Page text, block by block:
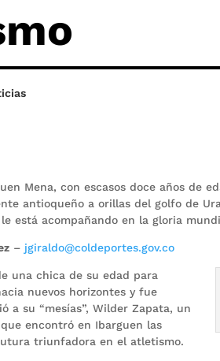
Mena, con escasos doce años de
antioqueño a orillas del golfo de
está acompañando en la gloria
– jgiraldo@coldeportes.gov.co
una chica de su edad para
nuevos horizontes y fue
a su “mesías”, Wilder Zapata, un
encontró en Ibarguen las
triunfadora en el atletismo.